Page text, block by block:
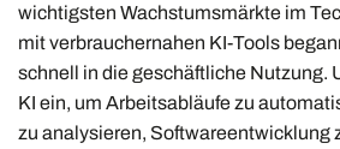
wichtigsten Wachstumsmärkte im
mit verbrauchernahen KI-Tools
schnell in die geschäftliche Nutzung.
KI ein, um Arbeitsabläufe zu
zu analysieren, Softwareentwicklung